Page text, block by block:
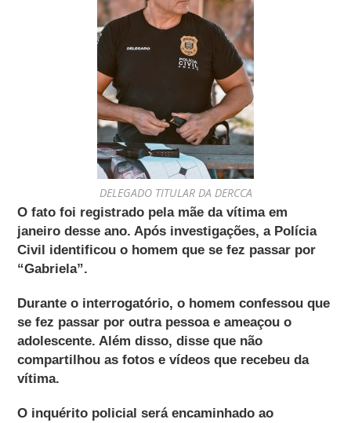
DELEGADO TITULAR DA DERCCA
O fato foi registrado pela mãe da vítima em
janeiro desse ano. Após investigações, a Polícia
Civil identificou o homem que se fez passar por
“Gabriela”.
Durante o interrogatório, o homem confessou que
se fez passar por outra pessoa e ameaçou o
adolescente. Além disso, disse que não
compartilhou as fotos e vídeos que recebeu da
vítima.
O inquérito policial será encaminhado ao